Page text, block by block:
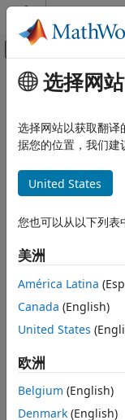
跳到内容
画布外导航
文档主页
软件开发
测试框架
在测试中模拟依赖关系
本页内容
语法
描述
输入参量
示例
版本历史记录
主要内容
when
类:
指定 mock 对象方
全页展开
语法
说明
mock 对象方法时
输入参数
选择网站
选择网站以获取翻译
据您的位置，我们建
United States
您也可以从以下列表
美洲
América Latina
Canada (English)
United States
欧洲
Belgium (English)
Denmark (English)